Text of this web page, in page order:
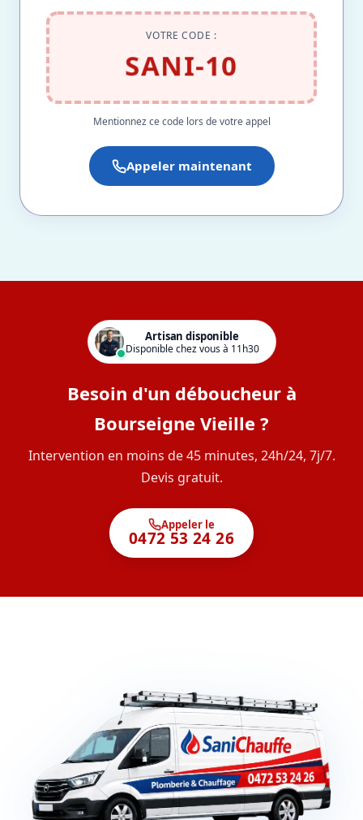
VOTRE CODE :
SANI-10
Mentionnez ce code lors de votre appel
Appeler maintenant
Artisan disponible
Disponible chez vous à 11h30
Besoin d'un déboucheur à
Bourseigne Vieille ?
Intervention en moins de 45 minutes, 24h/24, 7j/7.
Devis gratuit.
Appeler le
0472 53 24 26